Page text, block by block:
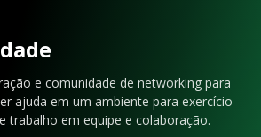
e comunidade de networking para
ajuda em um ambiente para exercício
trabalho em equipe e colaboração.